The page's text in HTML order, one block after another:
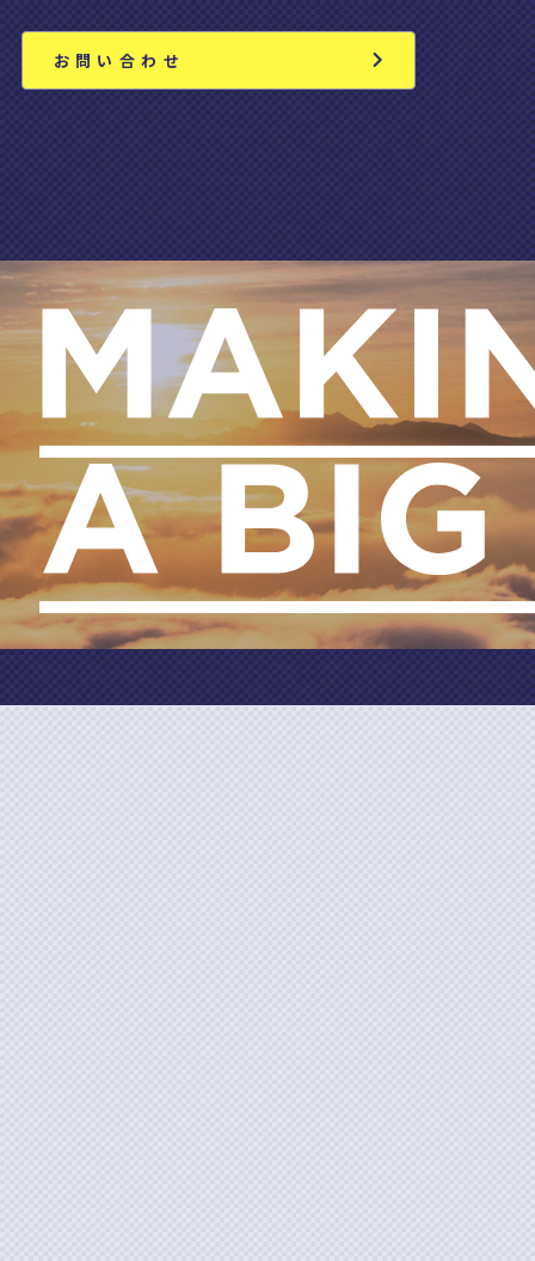
お問い合わせ